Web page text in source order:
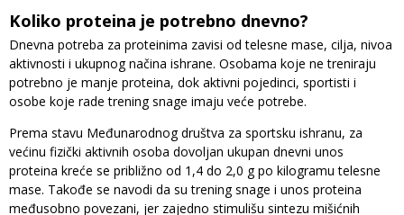
Koliko proteina je potrebno dnevno?
Dnevna potreba za proteinima zavisi od telesne mase, cilja, nivoa
aktivnosti i ukupnog načina ishrane. Osobama koje ne treniraju
potrebno je manje proteina, dok aktivni pojedinci, sportisti i
osobe koje rade trening snage imaju veće potrebe.
Prema stavu Međunarodnog društva za sportsku ishranu, za
većinu fizički aktivnih osoba dovoljan ukupan dnevni unos
proteina kreće se približno od 1,4 do 2,0 g po kilogramu telesne
mase. Takođe se navodi da su trening snage i unos proteina
međusobno povezani, jer zajedno stimulišu sintezu mišićnih